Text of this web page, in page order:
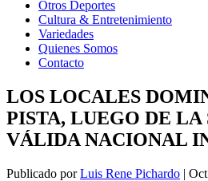
Otros Deportes
Cultura & Entretenimiento
Variedades
Quienes Somos
Contacto
LOS LOCALES
PISTA, LUEGO DE LA
VÁLIDA NACIONAL
Publicado porLuis Rene Pichardo |